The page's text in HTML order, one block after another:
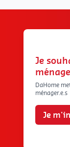
Je
DaHome
ménager.e.s
Je